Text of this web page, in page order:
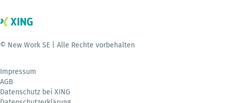
© New Work SE | Alle Rechte vorbehalten
Impressum
AGB
Datenschutz bei XING